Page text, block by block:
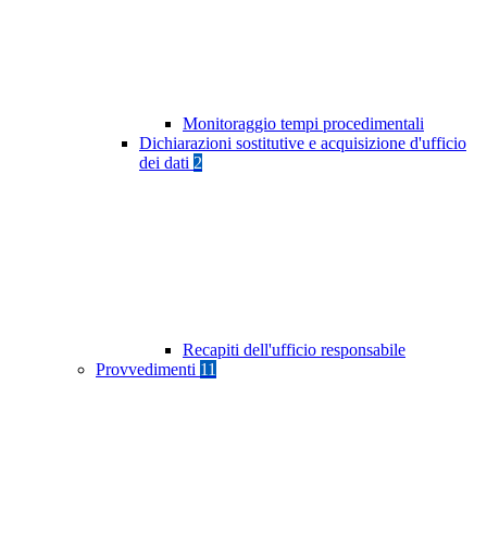
Monitoraggio tempi procedimentali
Dichiarazioni sostitutive e acquisizione d'ufficio
dei dati 2
Recapiti dell'ufficio responsabile
Provvedimenti 11